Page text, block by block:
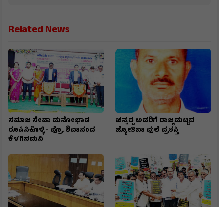
Related News
ಸಮಾಜ ಸೇವಾ ಮನೋಭಾವ
ರೂಪಿಸಿಕೊಳ್ಳಿ - ಪ್ರೊ. ಶಿವಾನಂದ
ಕೆಳಗಿನಮನಿ
ಚನ್ನಪ್ಪ ಅವರಿಗೆ ರಾಜ್ಯಮಟ್ಟದ
ಜ್ಯೋತಿಬಾ ಪುಲೆ ಪ್ರಶಸ್ತಿ